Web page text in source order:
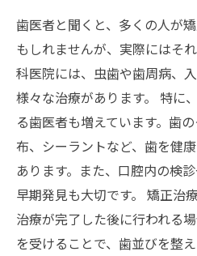
歯医者と聞くと、多くの人が
もしれませんが、実際にはそ
科医院には、虫歯や歯周病、
様々な治療があります。 特に
る歯医者も増えています。歯
布、シーラントなど、歯を健
あります。また、口腔内の検
早期発見も大切です。 矯正治
治療が完了した後に行われる
を受けることで、歯並びを整